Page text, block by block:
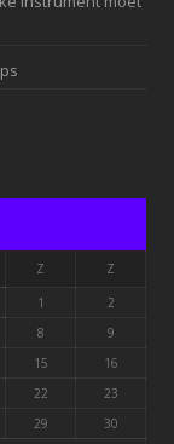
Z
Z
1
2
8
9
15
16
22
23
29
30